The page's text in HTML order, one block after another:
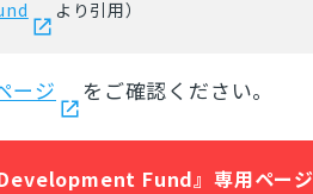
より引用）
ージ をご確認ください。
Fund』専用ページ